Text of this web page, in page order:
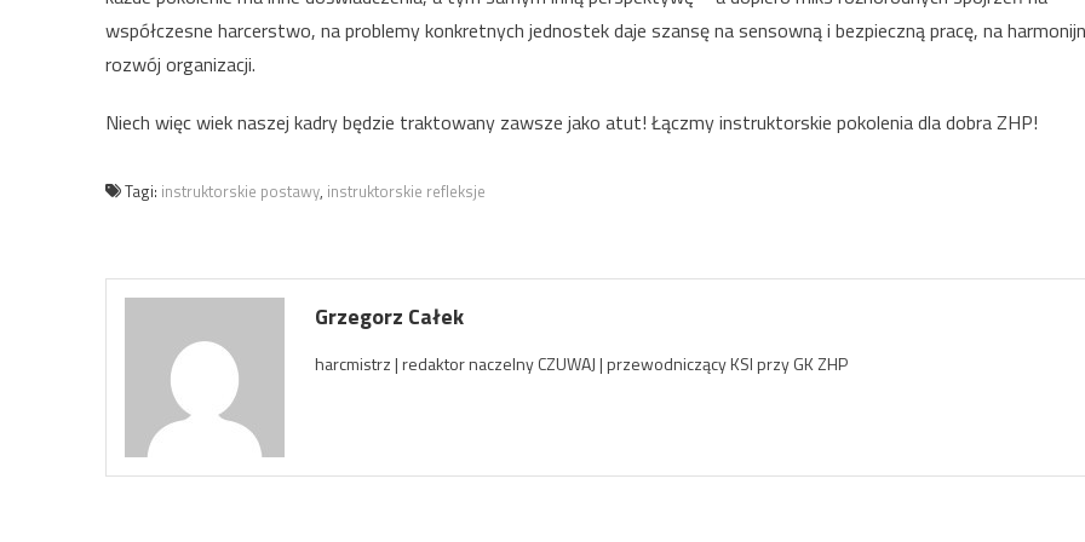
współczesne harcerstwo, na problemy konkretnych jednostek daje szansę na sensowną i bezpieczną pracę, na
rozwój organizacji.
Niech więc wiek naszej kadry będzie traktowany zawsze jako atut! Łączmy instruktorskie pokolenia dla dobra ZHP!
Tagi: instruktorskie postawy, instruktorskie refleksje
Grzegorz Całek
harcmistrz | redaktor naczelny CZUWAJ | przewodniczący KSI przy GK ZHP